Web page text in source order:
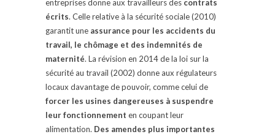
entreprises donne aux travailleurs des contrats
écrits. Celle relative à la sécurité sociale (2010)
garantit une assurance pour les accidents du
travail, le chômage et des indemnités de
maternité. La révision en 2014 de la loi sur la
sécurité au travail (2002) donne aux régulateurs
locaux davantage de pouvoir, comme celui de
forcer les usines dangereuses à suspendre
leur fonctionnement en coupant leur
alimentation. Des amendes plus importantes